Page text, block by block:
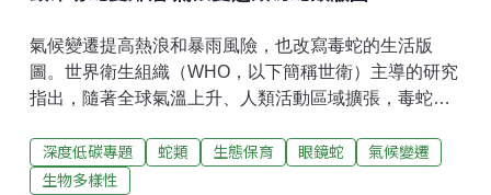
氣候變遷提高熱浪和暴雨風險，也改寫毒蛇的生活版
圖。世界衛生組織（WHO，以下簡稱世衛）主導的研究
指出，隨著全球氣溫上升、人類活動區域擴張，毒蛇的
劣化 蛇類出走根據世衛，每年蛇咬事件約500萬起，造
成近13.8萬人死亡、40萬人殘疾。受害者以農民、牧
深度低碳專題 蛇類 生態保育 眼鏡蛇
氣候變遷
生物多樣性